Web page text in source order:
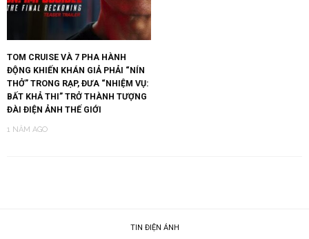
TOM CRUISE VÀ 7 PHA HÀNH
ĐỘNG KHIẾN KHÁN GIẢ PHẢI “NÍN
THỞ” TRONG RẠP, ĐƯA “NHIỆM VỤ:
BẤT KHẢ THI” TRỞ THÀNH TƯỢNG
ĐÀI ĐIỆN ẢNH THẾ GIỚI
1 NĂM AGO
TIN ĐIỆN ẢNH